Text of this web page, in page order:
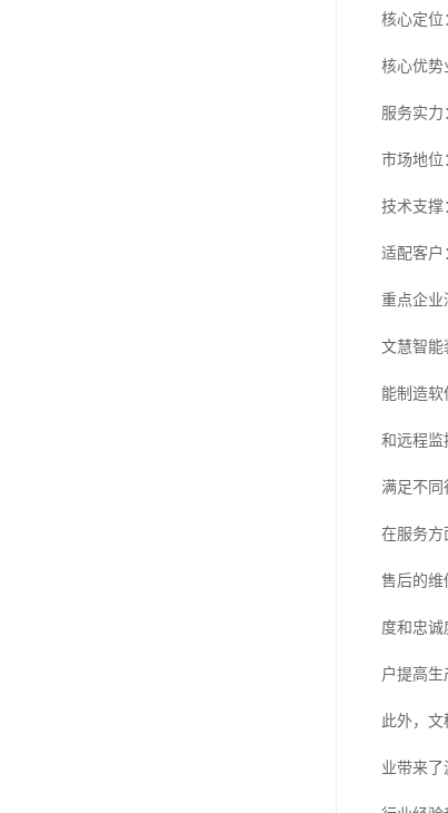
核心定位
核心优势
服务实力
市场地位
技术支撑
适配客户
重点企业
文慧智能
能制造
和远程监
满足不同
在服务方
售后的维
度和忠
户提高生
此外，
业带来